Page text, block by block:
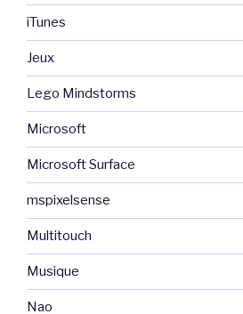
iTunes
Jeux
Lego Mindstorms
Microsoft
Microsoft Surface
mspixelsense
Multitouch
Musique
Nao